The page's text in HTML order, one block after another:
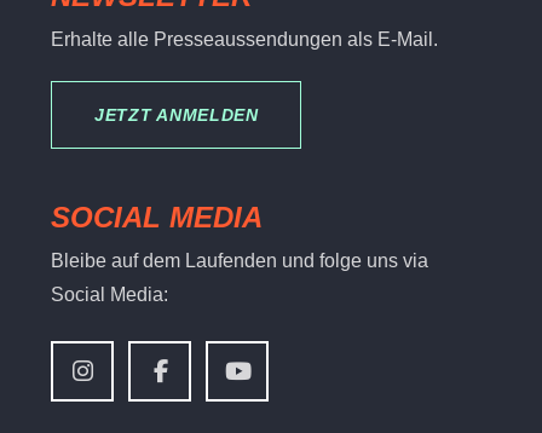
Erhalte alle Presseaussendungen als E-Mail.
JETZT ANMELDEN
SOCIAL MEDIA
Bleibe auf dem Laufenden und folge uns via
Social Media: